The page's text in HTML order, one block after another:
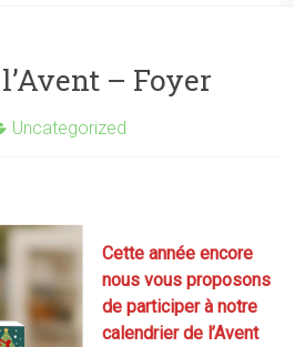
– Foyer
Uncategorized
Cette année encore
nous vous proposons
de participer à notre
calendrier de l’Avent